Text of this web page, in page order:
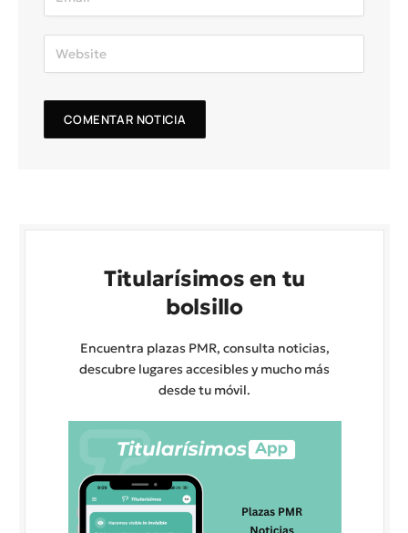
Titularísimos en tu
bolsillo
Encuentra plazas PMR, consulta noticias,
descubre lugares accesibles y mucho más
desde tu móvil.